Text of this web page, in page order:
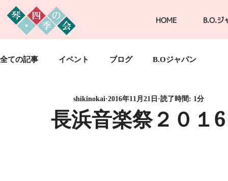
HOME B.O.ジ
全ての記事 イベント ブログ B.Oジャパン
長浜音楽祭２０
shikinokai 2016年11月21日 読了時間: 1分